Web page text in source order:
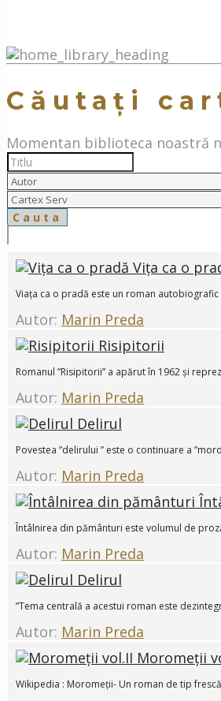
Căutați
Momentan biblioteca noastră
Vița ca o
Viața ca o pradă este un roman
Autor: Marin Preda
Risipitorii
Romanul ”Risipitorii” a apărut în 1962 și
Autor: Marin Preda
Delirul
Povestea ”delirului ” este o continuare a
Autor: Marin Preda
Întâlnirea din pământuri este volumul de
Autor: Marin Preda
Delirul
”Tema centrală a acestui roman este
Autor: Marin Preda
Moromeții
Wikipedia : Moromeții- Un roman de tip